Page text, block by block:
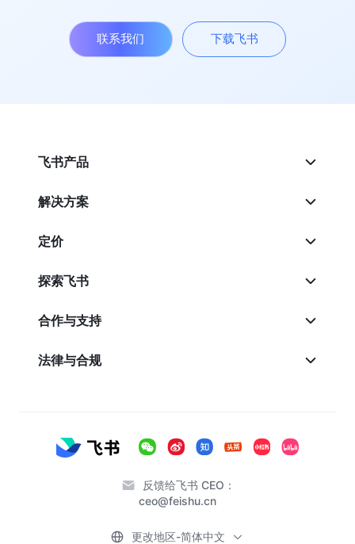
联系我们 下载飞书
飞书产品
解决方案
定价
探索飞书
合作与支持
法律与合规
反馈给飞书 CEO：
ceo@feishu.cn
更改地区-简体中文